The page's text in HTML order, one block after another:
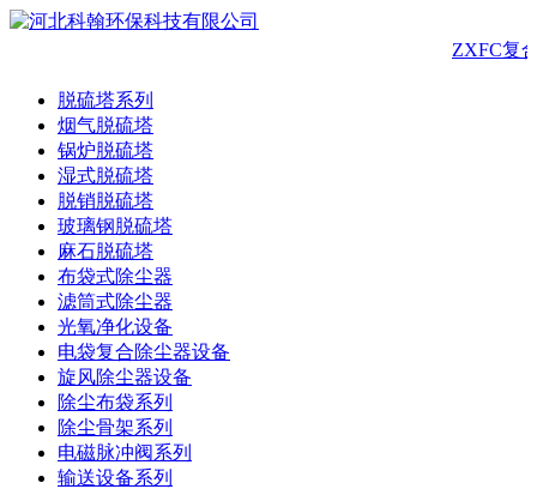
ZXFC复
脱硫塔系列
烟气脱硫塔
锅炉脱硫塔
湿式脱硫塔
脱销脱硫塔
玻璃钢脱硫塔
麻石脱硫塔
布袋式除尘器
滤筒式除尘器
光氧净化设备
电袋复合除尘器设备
旋风除尘器设备
除尘布袋系列
除尘骨架系列
电磁脉冲阀系列
输送设备系列